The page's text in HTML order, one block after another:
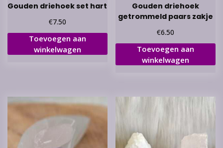
Gouden driehoek set hart
€7.50
Toevoegen aan
winkelwagen
Gouden driehoek
getrommeld paars zakje
€6.50
Toevoegen aan
winkelwagen